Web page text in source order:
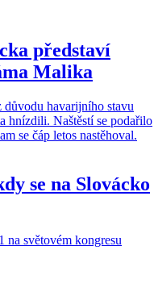
představí
Malika
se na Slovácko